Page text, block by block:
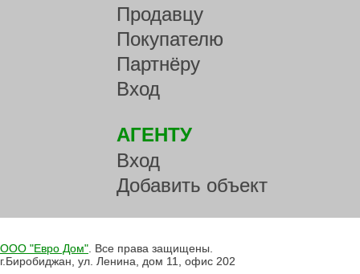
Продавцу
Покупателю
Партнёру
Вход
АГЕНТУ
Вход
Добавить объект
ООО "Евро Дом". Все права защищены.
г.Биробиджан, ул. Ленина, дом 11, офис 202